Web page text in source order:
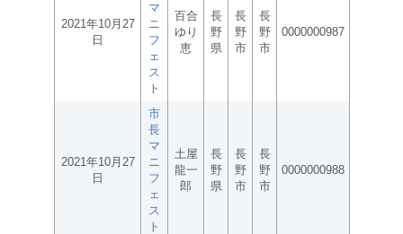
2021年10月27
日
マ
ニ
フ
ェ
ス
ト
百合
ゆり
恵
長
野
県
長
野
市
長
野
市
0000000987
2021年10月27
日
市
長
マ
ニ
フ
ェ
ス
ト
土屋
龍一
郎
長
野
県
長
野
市
長
野
市
0000000988